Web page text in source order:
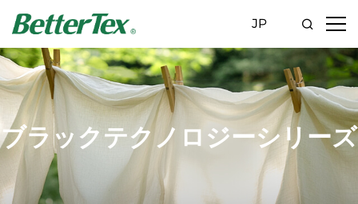
JP
ブラックテクノロジーシリーズ